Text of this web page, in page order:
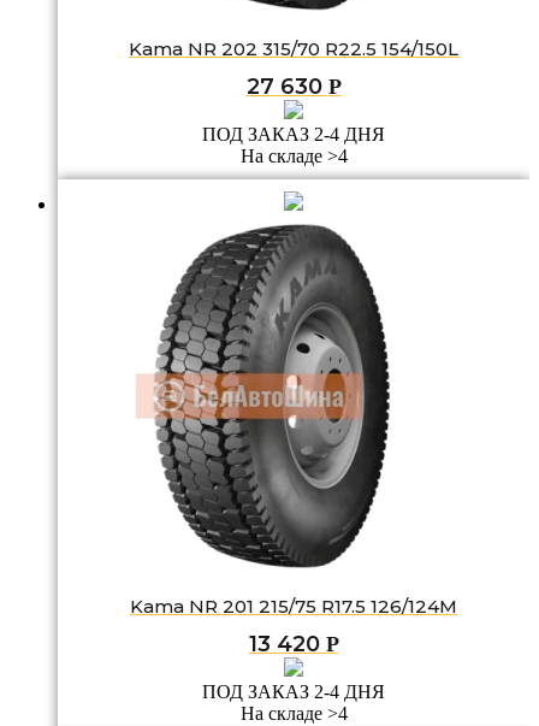
Kama NR 202 315/70 R22.5 154/150L
27 630 Р
ПОД ЗАКАЗ 2-4 ДНЯ
На складе >4
Kama NR 201 215/75 R17.5 126/124M
13 420 Р
ПОД ЗАКАЗ 2-4 ДНЯ
На складе >4